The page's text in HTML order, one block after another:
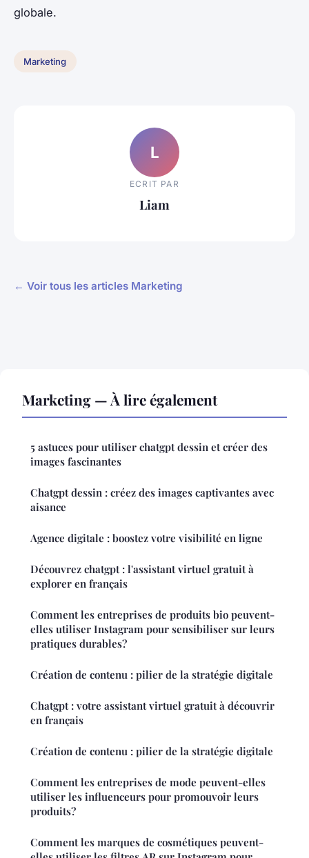
globale.
Marketing
L
ECRIT PAR
Liam
← Voir tous les articles Marketing
Marketing — À lire également
5 astuces pour utiliser chatgpt dessin et créer des
images fascinantes
Chatgpt dessin : créez des images captivantes avec
aisance
Agence digitale : boostez votre visibilité en ligne
Découvrez chatgpt : l'assistant virtuel gratuit à
explorer en français
Comment les entreprises de produits bio peuvent-
elles utiliser Instagram pour sensibiliser sur leurs
pratiques durables?
Création de contenu : pilier de la stratégie digitale
Chatgpt : votre assistant virtuel gratuit à découvrir
en français
Création de contenu : pilier de la stratégie digitale
Comment les entreprises de mode peuvent-elles
utiliser les influenceurs pour promouvoir leurs
produits?
Comment les marques de cosmétiques peuvent-